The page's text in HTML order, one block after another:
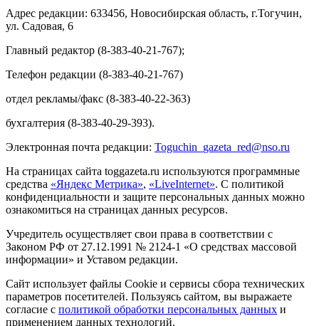
Адрес редакции: 633456, Новосибирская область, г.Тогучин,
ул. Садовая, 6
Главный редактор (8-383-40-21-767);
Телефон редакции (8-383-40-21-767)
отдел рекламы/факс (8-383-40-22-363)
бухгалтерия (8-383-40-29-393).
Электронная почта редакции: Toguchin gazeta red@nso.ru
На страницах сайта toggazeta.ru используются программные
средства «Яндекс Метрика», «LiveInternet». С политикой
конфиденциальности и защите персональных данных можно
ознакомиться на страницах данных ресурсов.
Учредитель осуществляет свои права в соответствии с
Законом РФ от 27.12.1991 № 2124-1 «О средствах массовой
информации» и Уставом редакции.
Сайт использует файлы Cookie и сервисы сбора технических
параметров посетителей. Пользуясь сайтом, вы выражаете
согласие с политикой обработки персональных данных и
применением данных технологий.